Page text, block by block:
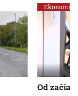
Ekonomika
Od